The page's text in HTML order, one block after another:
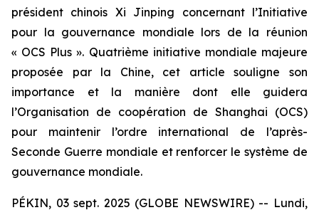
président chinois Xi Jinping concernant l’Initiative
pour la gouvernance mondiale lors de la réunion
« OCS Plus ». Quatrième initiative mondiale majeure
proposée par la Chine, cet article souligne son
importance et la manière dont elle guidera
l’Organisation de coopération de Shanghai (OCS)
pour maintenir l’ordre international de l’après-
Seconde Guerre mondiale et renforcer le système de
gouvernance mondiale.
PÉKIN, 03 sept. 2025 (GLOBE NEWSWIRE) -- Lundi,